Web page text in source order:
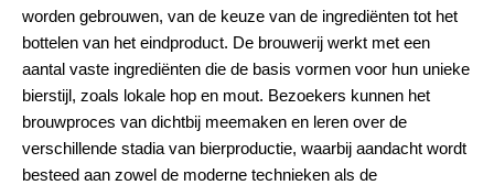
worden gebrouwen, van de keuze van de ingrediënten tot het
bottelen van het eindproduct. De brouwerij werkt met een
aantal vaste ingrediënten die de basis vormen voor hun unieke
bierstijl, zoals lokale hop en mout. Bezoekers kunnen het
brouwproces van dichtbij meemaken en leren over de
verschillende stadia van bierproductie, waarbij aandacht wordt
besteed aan zowel de moderne technieken als de